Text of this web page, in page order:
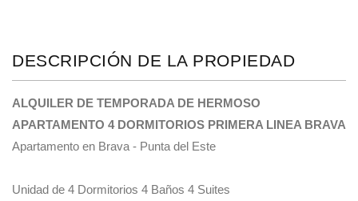
DESCRIPCIÓN DE LA PROPIEDAD
ALQUILER DE TEMPORADA DE HERMOSO
APARTAMENTO 4 DORMITORIOS PRIMERA LINEA BRAVA
Apartamento en Brava - Punta del Este
Unidad de 4 Dormitorios 4 Baños 4 Suites